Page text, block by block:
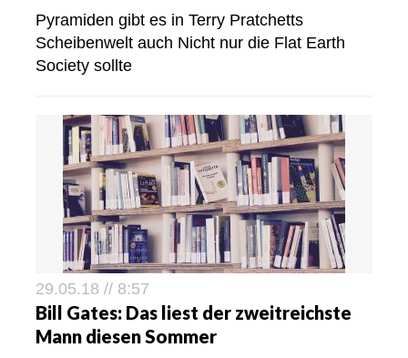
Pyramiden gibt es in Terry Pratchetts
Scheibenwelt auch Nicht nur die Flat Earth
Society sollte
29.05.18 // 8:57
Bill Gates: Das liest der zweitreichste
Mann diesen Sommer